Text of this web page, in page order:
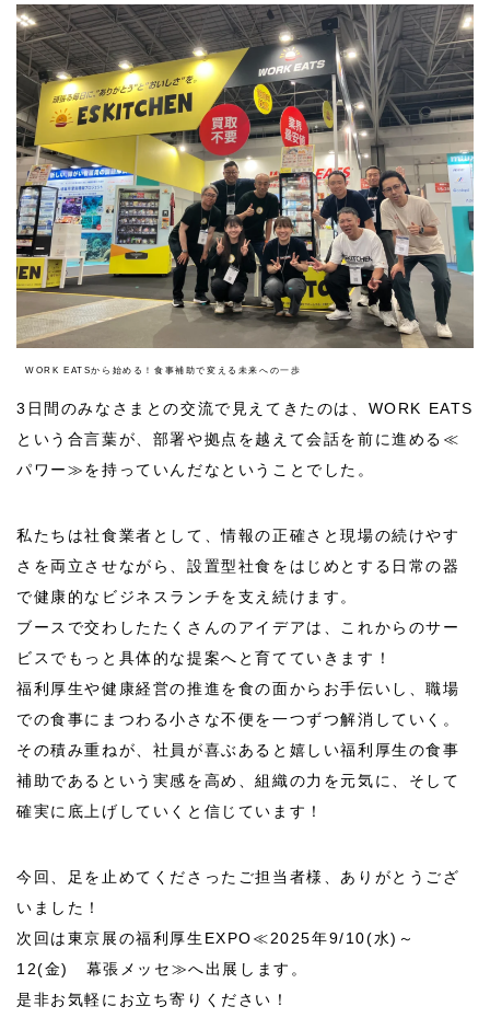
WORK EATSから始める！食事補助で変える未来への一歩
3 日間のみなさまとの交流で見えてきたのは、WORK EATS
という合言葉が、部署や拠点を越えて会話を前に進める≪
パワー≫を持っていんだなということでした。
私たちは社食業者として、情報の正確さと現場の続けやす
さを両立させながら、設置型社食をはじめとする日常の器
で健康的なビジネスランチを支え続けます。
ブースで交わしたたくさんのアイデアは、これからのサー
ビスでもっと具体的な提案へと育てていきます！
福利厚生や健康経営の推進を食の面からお手伝いし、職場
での食事にまつわる小さな不便を一つずつ解消していく。
その積み重ねが、社員が喜ぶあると嬉しい福利厚生の食事
補助であるという実感を高め、組織の力を元気に、そして
確実に底上げしていくと信じています！
今回、足を止めてくださったご担当者様、ありがとうござ
いました！
次回は東京展の福利厚生 EXPO≪2025年9/10(水) ～
12(金)
幕張メッセ≫へ出展します。
是非お気軽にお立ち寄りください！